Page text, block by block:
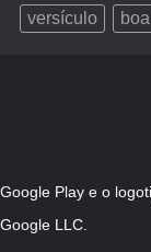
versículo
Google Play e o
Google LLC.